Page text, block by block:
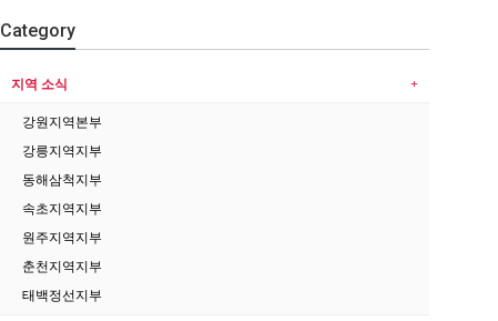
Category
지역 소식
강원지역본부
강릉지역지부
동해삼척지부
속초지역지부
원주지역지부
춘천지역지부
태백정선지부